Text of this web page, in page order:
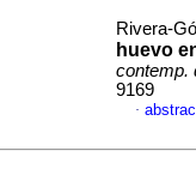
Rivera-
huevo
contemp.
9169
·